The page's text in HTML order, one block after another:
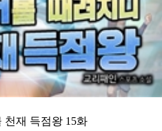
천재 득점왕 15화